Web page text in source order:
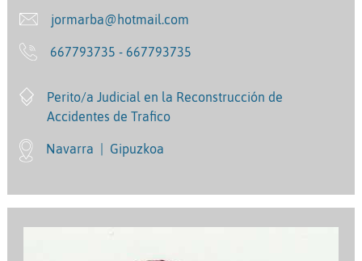
jormarba@hotmail.com
667793735 - 667793735
Perito/a Judicial en la Reconstrucción de
Accidentes de Trafico
Navarra Gipuzkoa